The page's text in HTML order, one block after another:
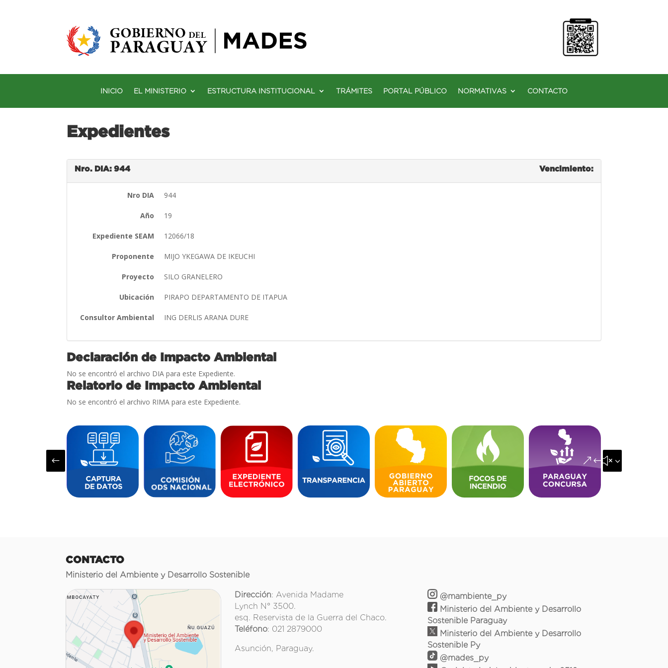
INICIO EL MINISTERIO ESTRUCTURA INSTITUCIONAL TRÁMITES PORTAL PÚBLICO NORMATIVAS CONTACTO
Expedientes
Nro. DIA: 944 Vencimiento:
Nro DIA 944
Año 19
Expediente SEAM 12066/18
Proponente MIJO YKEGAWA DE IKEUCHI
Proyecto SILO GRANELERO
Ubicación PIRAPO DEPARTAMENTO DE ITAPUA
Consultor Ambiental ING DERLIS ARANA DURE
Declaración de Impacto Ambiental
No se encontró el archivo DIA para este Expediente.
Relatorio de Impacto Ambiental
No se encontró el archivo RIMA para este Expediente.
# &#x35;
CONTACTO
Ministerio del Ambiente y Desarrollo Sostenible
Dirección: Avenida Madame
Lynch N° 3500.
esq. Reservista de la Guerra del Chaco.
Teléfono: 021 2879000
Asunción, Paraguay.
@mambiente_py
Ministerio del Ambiente y Desarrollo
Sostenible Paraguay
Ministerio del Ambiente y Desarrollo
Sostenible Py
@mades_py